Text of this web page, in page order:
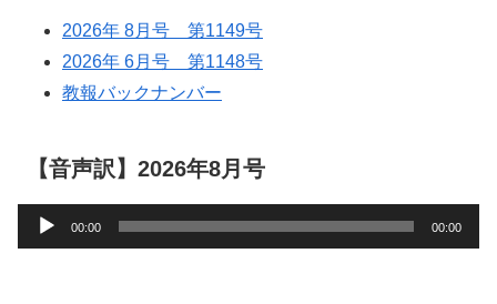
2026年 8月号 第1149号
2026年 6月号 第1148号
教報バックナンバー
【音声訳】2026年8月号
声
00:00 00:00